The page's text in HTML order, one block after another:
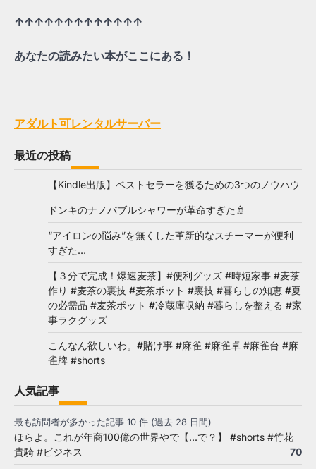
↑↑↑↑↑↑↑↑↑↑↑↑↑
あなたの読みたい本がここにある！
アダルト可レンタルサーバー
最近の投稿
【Kindle出版】ベストセラーを獲るための3つのノウハウ
ドンキのナノバブルシャワーが革命すぎた🚿
“アイロンの悩み”を無くした革新的なスチーマーが便利
すぎた…
【３分で完成！爆速麦茶】#便利グッズ #時短家事 #麦茶
作り #麦茶の裏技 #麦茶ポット #裏技 #暮らしの知恵 #夏
の必需品 #麦茶ポット #冷蔵庫収納 #暮らしを整える #家
事ラクグッズ
こんなん欲しいわ。#賭け事 #麻雀 #麻雀卓 #麻雀台 #麻
雀牌 #shorts
人気記事
最も訪問者が多かった記事 10 件 (過去 28 日間)
ほらよ。これが年商100億の世界やで【...で？】 #shorts #竹花
貴騎 #ビジネス
70